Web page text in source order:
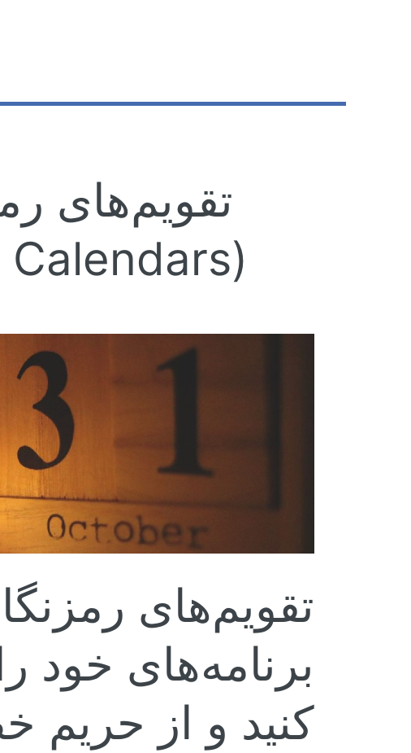
تقویم‌های
تقویم‌های
برنامه‌های خود
کنید و از